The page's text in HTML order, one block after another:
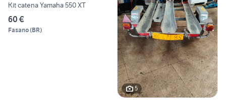
Kit catena Yamaha 550 XT
60 €
Fasano(BR)
5